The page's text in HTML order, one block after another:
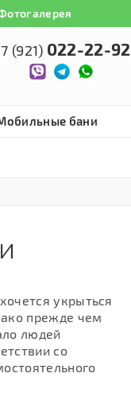
(921) 022-22-92
бани
укрыться
прежде чем
людей
со